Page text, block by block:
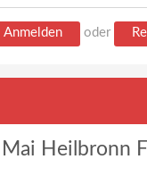
Anmelden oder
Heilbronn